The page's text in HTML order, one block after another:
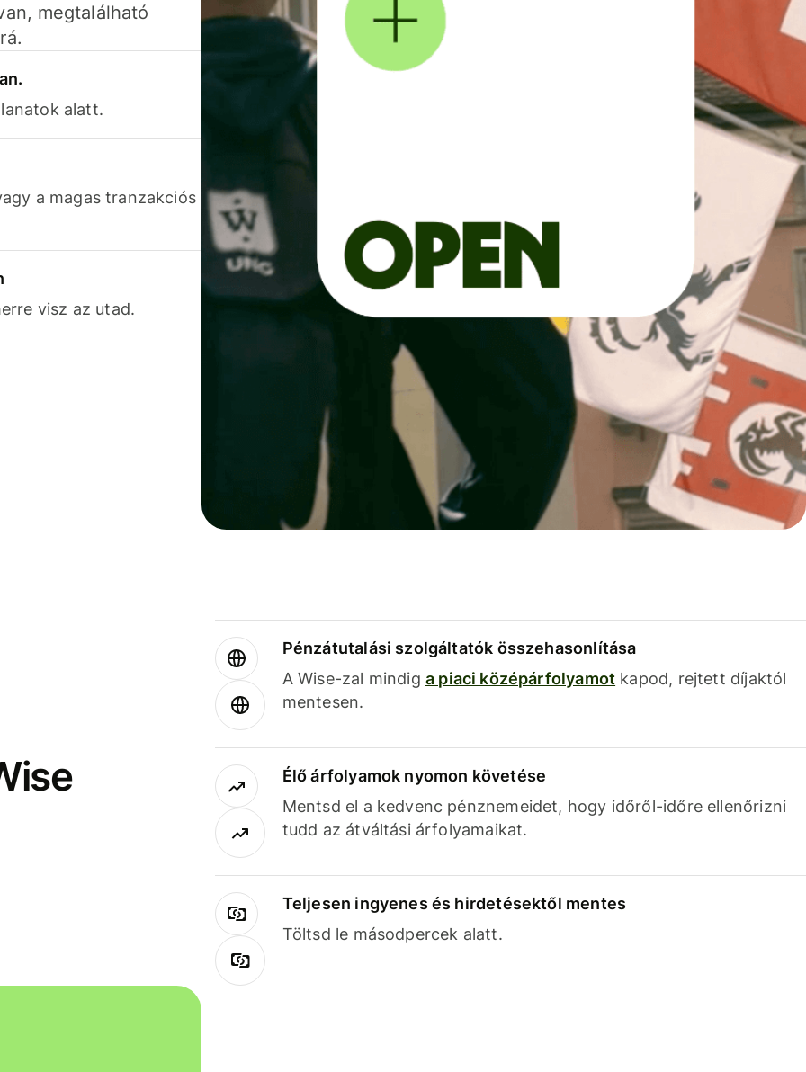
megtalálható
alatt.
a magas tranzakciós
visz az utad.
Pénzátutalási szolgáltatók összehasonlítása
A Wise-zal mindig a piaci középárfolyamot kapod, rejtett díjaktól
mentesen.
Élő árfolyamok nyomon követése
Mentsd el a kedvenc pénznemeidet, hogy időről-időre ellenőrizni
tudd az átváltási árfolyamaikat.
Teljesen ingyenes és hirdetésektől mentes
Töltsd le másodpercek alatt.